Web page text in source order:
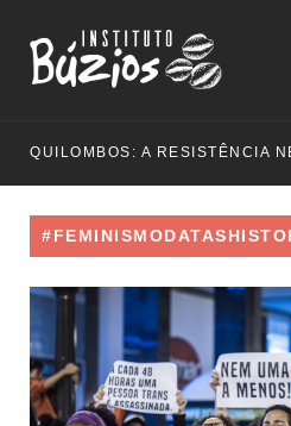
QUILOMBOS: A RESISTÊNCIA